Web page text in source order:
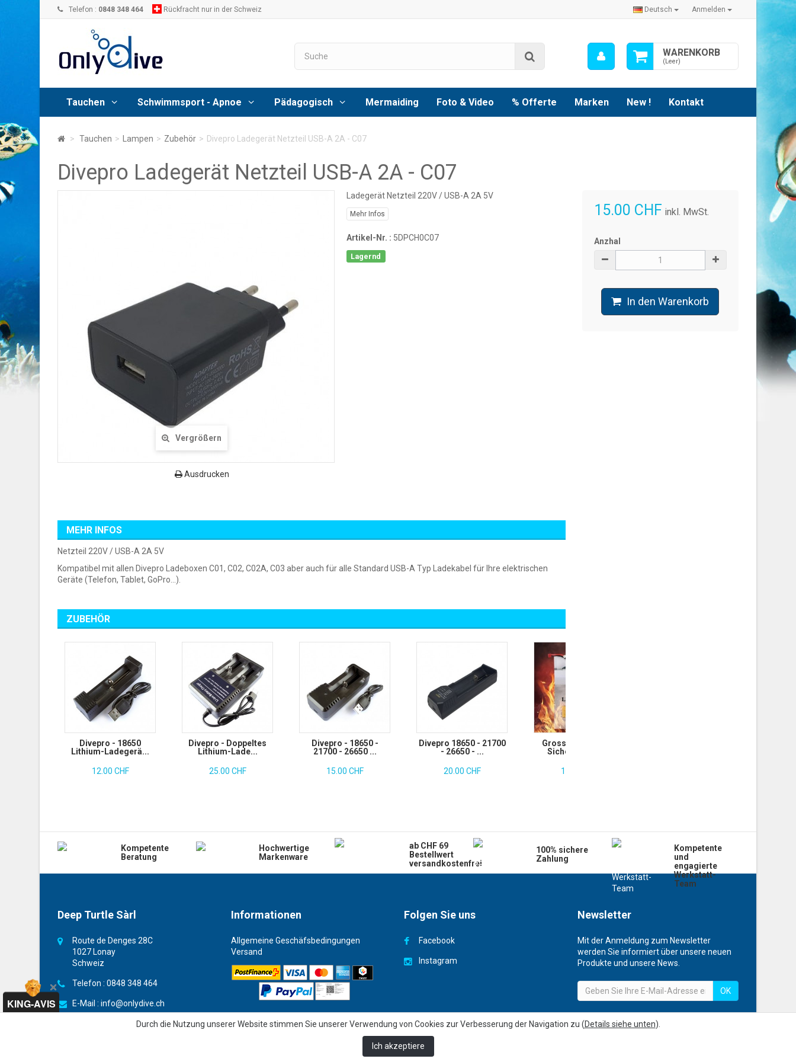
Anmelden
Telefon : 0848 348 464 Rückfracht nur in der Schweiz Deutsch
WARENKORB
(Leer)
Mein
Konto
Tauchen Schwimmsport - Apnoe Pädagogisch Mermaiding Foto & Video % Offerte Marken New ! Kontakt
> Tauchen > Lampen > Zubehör > Divepro Ladegerät Netzteil USB-A 2A - C07
Divepro Ladegerät Netzteil USB-A 2A - C07
Vergrößern
Ausdrucken
15.00 CHF inkl. MwSt.
Anzhal
In den Warenkorb
Ladegerät Netzteil 220V / USB-A 2A 5V
Mehr Infos
Artikel-Nr. : 5DPCH0C07
Lagernd
MEHR INFOS
Netzteil 220V / USB-A 2A 5V
Kompatibel mit allen Divepro Ladeboxen C01, C02, C02A, C03 aber auch für alle Standard USB-A Typ Ladekabel für Ihre elektrischen
Geräte (Telefon, Tablet, GoPro...).
ZUBEHÖR
Divepro - 18650
Lithium-Ladegerä...
12.00 CHF
Divepro - Doppeltes
Lithium-Lade...
25.00 CHF
Divepro - 18650 -
21700 - 26650 ...
15.00 CHF
Divepro 18650 - 21700
- 26650 - ...
20.00 CHF
Grosse LiPo Guard
Sicherheitstas...
19.00 CHF
Kompetente
Beratung
Hochwertige
Markenware
ab CHF 69
Bestellwert
versandkostenfrei
100% sichere
Zahlung
Kompetente
und
engagierte
Werkstatt-
Team
Deep Turtle Sàrl
Route de Denges 28C
1027 Lonay
Schweiz
Telefon : 0848 348 464
E-Mail : info@onlydive.ch
Informationen
Allgemeine Geschäfsbedingungen
Versand
© 2026 Copyright - Deep Turtle Sàrl |
Folgen Sie uns
Facebook
Instagram
Newsletter
Mit der Anmeldung zum Newsletter
werden Sie informiert über unsere neuen
Produkte und unsere News.
OK
Durch die Nutzung unserer Website stimmen Sie unserer Verwendung von Cookies zur Verbesserung der Navigation zu (Details siehe unten).
Ich akzeptiere
KING-AVIS